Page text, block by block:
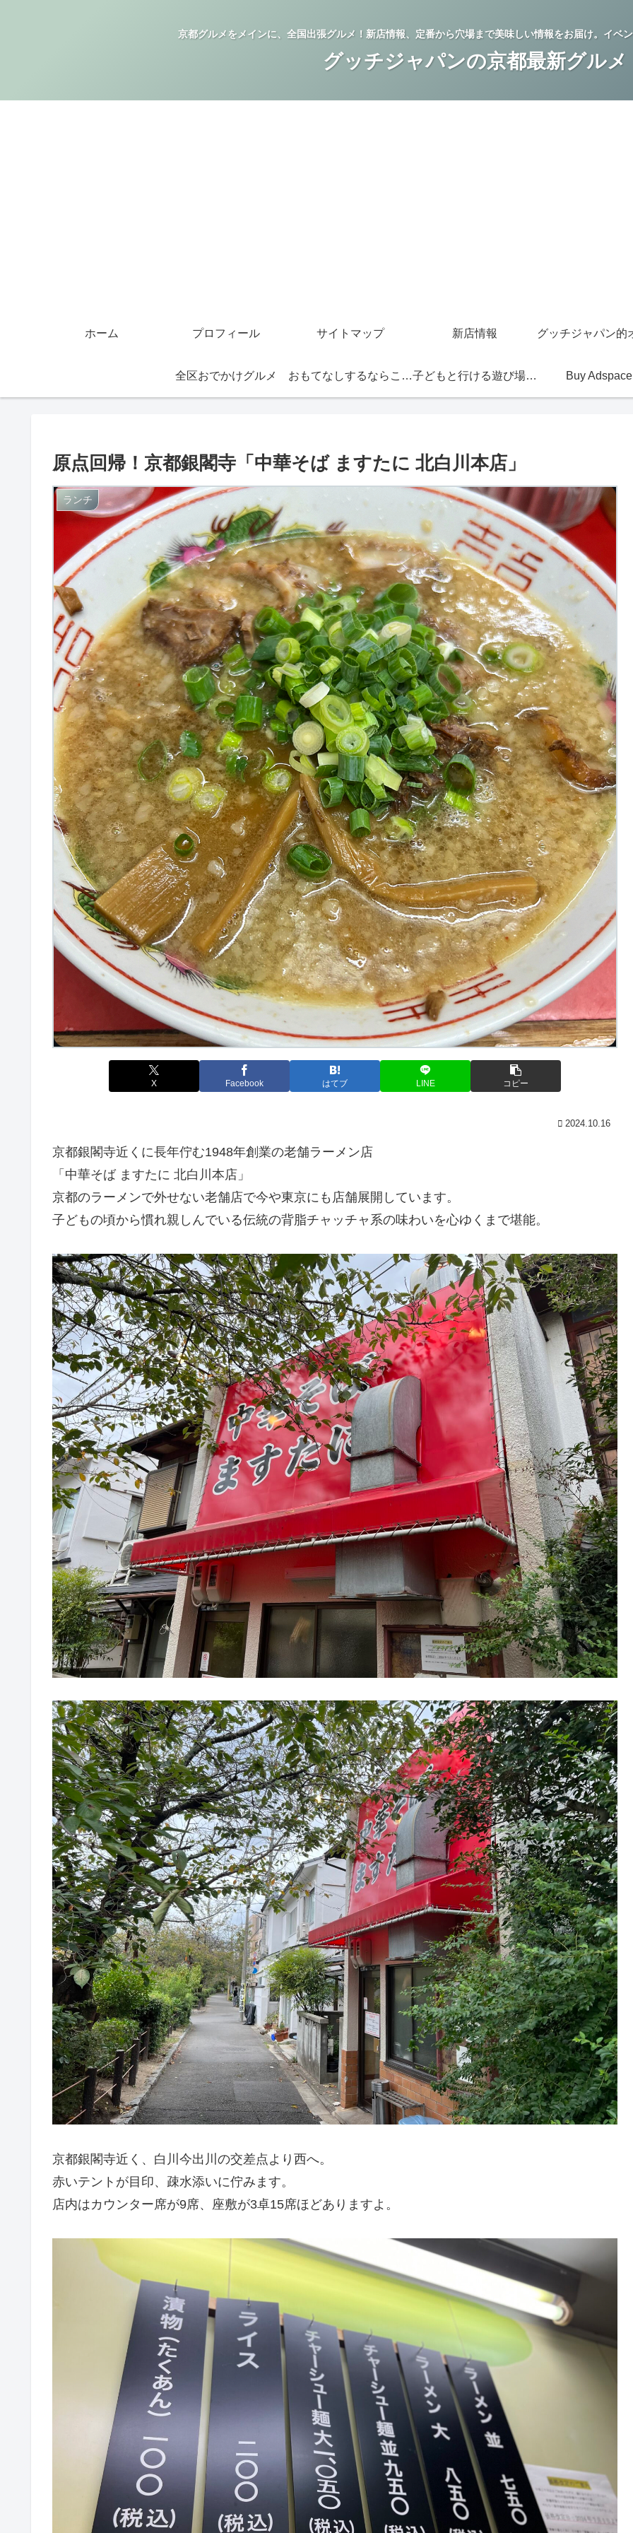
京都グルメをメインに、全国出張グルメ！新店情報、定番から穴場まで美味しい情報をお届け。イベ
グッチジャパンの京都最新グルメ
ホーム プロフィール サイトマップ 新店情報
全区おでかけグルメ おもてなしするならこの店 子どもと行ける遊び場・お店 Buy Adspace
原点回帰！京都銀閣寺「中華そば ますたに 北白川本店」
ランチ
X Facebook はてブ LINE コピー
2024.10.16
京都銀閣寺近くに長年佇む1948年創業の老舗ラーメン店
「中華そば ますたに 北白川本店」
京都のラーメンで外せない老舗店で今や東京にも店舗展開しています。
子どもの頃から慣れ親しんでいる伝統の背脂チャッチャ系の味わいを心ゆくまで堪能。
京都銀閣寺近く、白川今出川の交差点より西へ。
赤いテントが目印、疎水添いに佇みます。
店内はカウンター席が9席、座敷が3卓15席ほどありますよ。